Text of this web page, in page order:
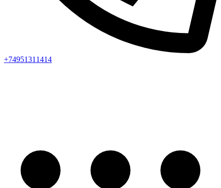
+74951311414